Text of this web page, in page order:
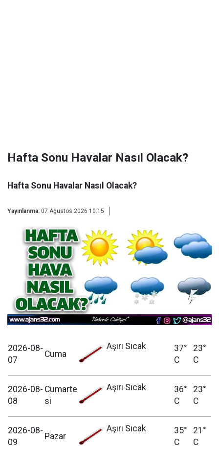
Hafta Sonu Havalar Nasıl Olacak?
Hafta Sonu Havalar Nasıl Olacak?
Yayınlanma: 07 Ağustos 2026 10:15
2026-08-
07
Cuma
Aşırı Sıcak
37°
C
23°
C
2026-08-
08
Cumarte
si
Aşırı Sıcak
36°
C
23°
C
2026-08-
09
Pazar
Aşırı Sıcak
35°
C
21°
C